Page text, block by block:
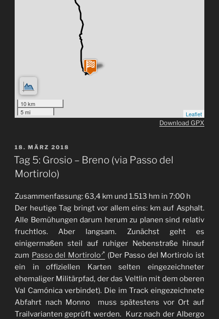
10 km
5 mi
Leaflet
Download GPX
VERÖFFENTLICHT
AM
18. MÄRZ 2018
Tag 5: Grosio – Breno (via Passo del
Mortirolo)
Zusammenfassung: 63,4 km und 1.513 hm in 7:00 h
Der heutige Tag bringt vor allem eins: km auf Asphalt.
Alle Bemühungen darum herum zu planen sind relativ
fruchtlos. Aber langsam. Zunächst geht es
einigermaßen steil auf ruhiger Nebenstraße hinauf
zum Passo del Mortirolo
(Der Passo del Mortirolo ist
ein in offiziellen Karten selten eingezeichneter
ehemaliger Militärpfad, der das Veltlin mit dem oberen
Val Camónica verbindet). Die im Track eingezeichnete
Abfahrt nach Monno muss spätestens vor Ort auf
Trailvarianten geprüft werden. Kurz nach der Albergo